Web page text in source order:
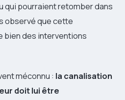
qui pourraient retomber dans
observé que cette
bien des interventions
méconnu : la canalisation
doit lui être